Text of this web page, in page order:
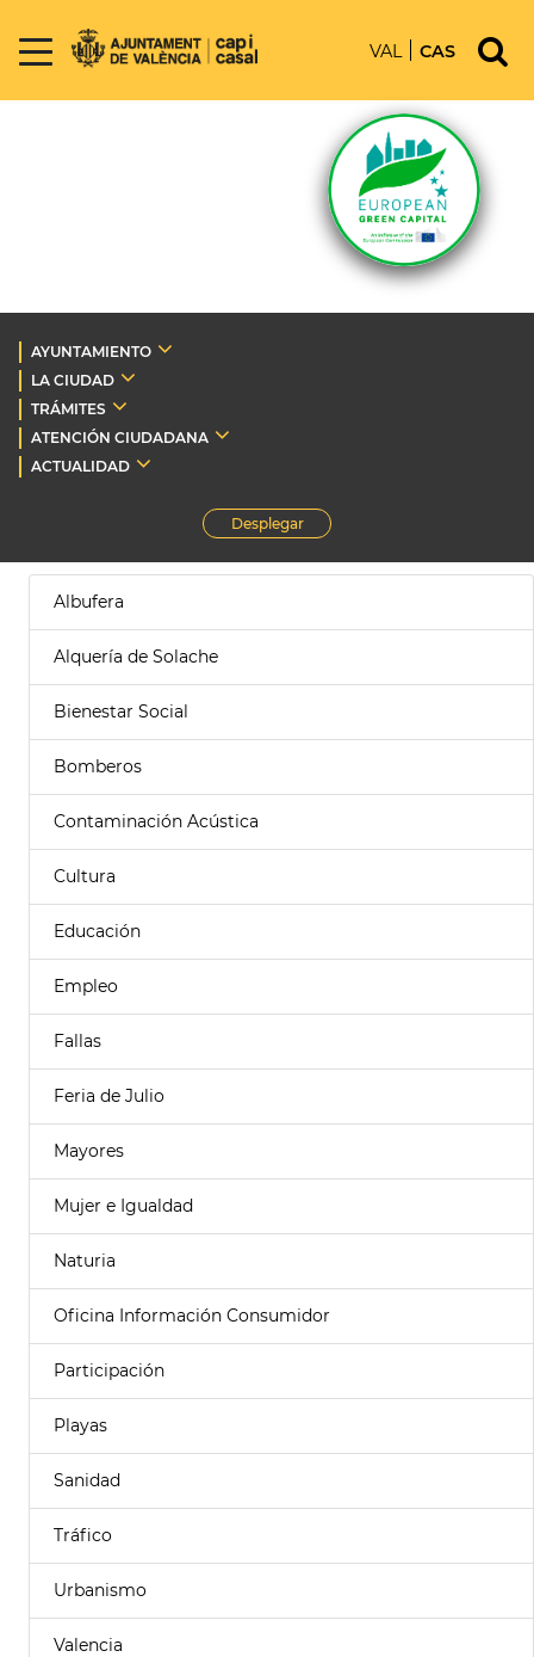
VAL CAS
AYUNTAMIENTO
LA CIUDAD
TRÁMITES
ATENCIÓN CIUDADANA
ACTUALIDAD
Desplegar
Albufera
Alquería de Solache
Bienestar Social
Bomberos
Contaminación Acústica
Cultura
Educación
Empleo
Fallas
Feria de Julio
Mayores
Mujer e Igualdad
Naturia
Oficina Información Consumidor
Participación
Playas
Sanidad
Tráfico
Urbanismo
Valencia